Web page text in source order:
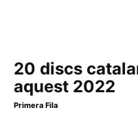
20 discs
aquest 2022
Primera Fila